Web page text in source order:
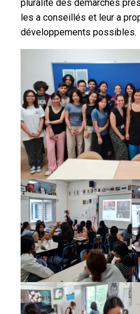
pluralité des démarches
les a conseillés et leur a
développements possibles.